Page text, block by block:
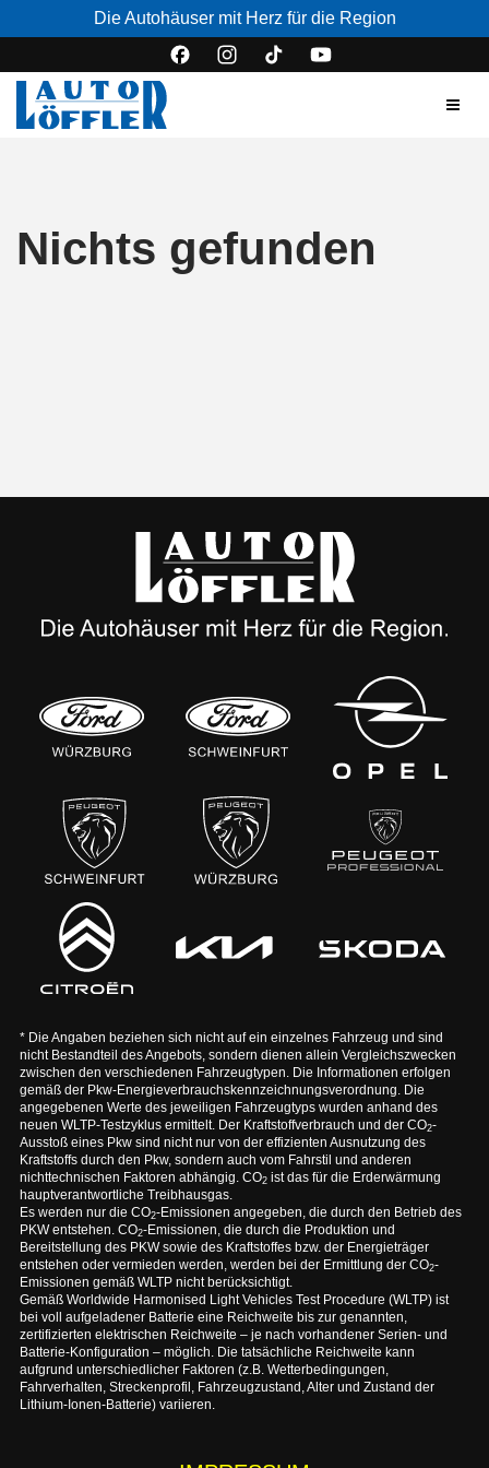
Die Autohäuser mit Herz für die Region
Nichts gefunden
* Die Angaben beziehen sich nicht auf ein einzelnes Fahrzeug und sind
nicht Bestandteil des Angebots, sondern dienen allein Vergleichszwecken
zwischen den verschiedenen Fahrzeugtypen. Die Informationen erfolgen
gemäß der Pkw-Energieverbrauchskennzeichnungsverordnung. Die
angegebenen Werte des jeweiligen Fahrzeugtyps wurden anhand des
neuen WLTP-Testzyklus ermittelt. Der Kraftstoffverbrauch und der CO2-
Ausstoß eines Pkw sind nicht nur von der effizienten Ausnutzung des
Kraftstoffs durch den Pkw, sondern auch vom Fahrstil und anderen
nichttechnischen Faktoren abhängig. CO2ist das für die Erderwärmung
hauptverantwortliche Treibhausgas.
Es werden nur die CO2-Emissionen angegeben, die durch den Betrieb des
PKW entstehen. CO2-Emissionen, die durch die Produktion und
Bereitstellung des PKW sowie des Kraftstoffes bzw. der Energieträger
entstehen oder vermieden werden, werden bei der Ermittlung der CO2-
Emissionen gemäß WLTP nicht berücksichtigt.
Gemäß Worldwide Harmonised Light Vehicles Test Procedure (WLTP) ist
bei voll aufgeladener Batterie eine Reichweite bis zur genannten,
zertifizierten elektrischen Reichweite – je nach vorhandener Serien- und
Batterie-Konfiguration – möglich. Die tatsächliche Reichweite kann
aufgrund unterschiedlicher Faktoren (z.B. Wetterbedingungen,
Fahrverhalten, Streckenprofil, Fahrzeugzustand, Alter und Zustand der
Lithium-Ionen-Batterie) variieren.